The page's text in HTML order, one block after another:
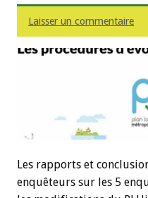
Laisser un commentaire
Les rapports et
enquêteurs sur les 5